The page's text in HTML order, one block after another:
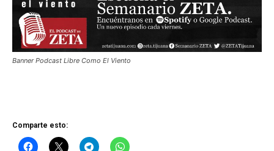
Banner Podcast Libre Como El Viento
Comparte esto: